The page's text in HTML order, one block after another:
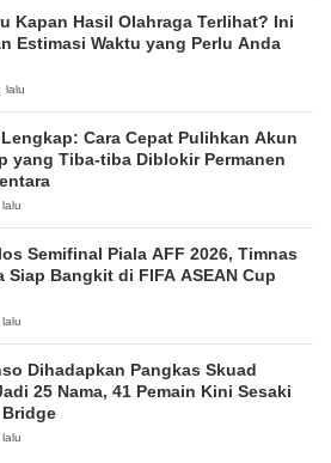
Kapan Hasil Olahraga Terlihat? Ini
Estimasi Waktu yang Perlu Anda
lalu
Cara Cepat Pulihkan Akun
yang Tiba-tiba Diblokir Permanen
Semifinal Piala AFF 2026, Timnas
Siap Bangkit di FIFA ASEAN Cup
Dihadapkan Pangkas Skuad
25 Nama, 41 Pemain Kini Sesaki